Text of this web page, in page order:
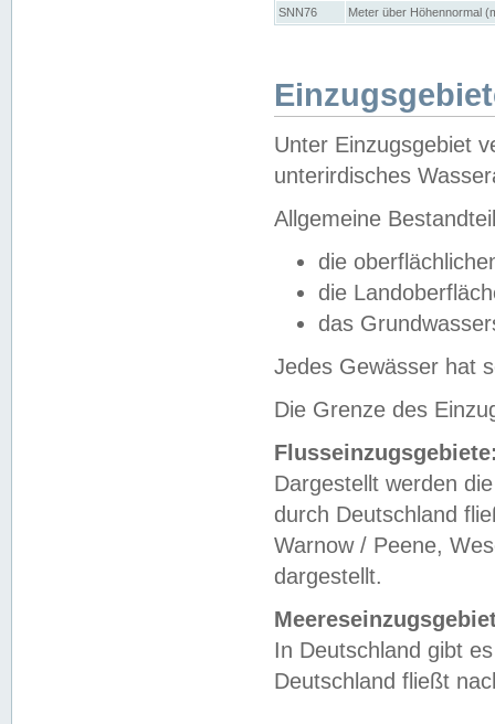
SNN76
Meter über Höhennormal
Unter Einzugsgebiet
unterirdisches
Allgemeine
die
die
das
Jedes Gewässer hat
Die Grenze des
Dargestellt werden
durch Deutschland
Warnow / Peene,
dargestellt.
In Deutschland gibt
Deutschland fließt